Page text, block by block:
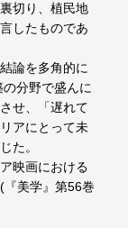
切り、植民地
したものであ
論を多角的に
分野で盛んに
せ、「遅れて
アにとって未
た。
映画における
『美学』第56巻